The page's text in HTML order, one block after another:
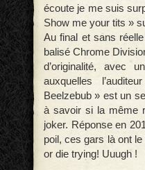
écoute je me suis
Show me your tits »
Au final et sans
balisé Chrome
d’originalité, avec
auxquelles
Beelzebub » est un
à savoir si la même
joker. Réponse en
poil, ces gars là ont
or die trying! Uuugh !